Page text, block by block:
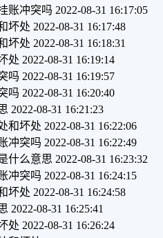
账冲突吗 2022-08-31 16:17:05
坏处 2022-08-31 16:17:48
坏处 2022-08-31 16:18:31
处 2022-08-31 16:19:14
吗 2022-08-31 16:19:57
吗 2022-08-31 16:20:40
2022-08-31 16:21:23
和坏处 2022-08-31 16:22:06
冲突吗 2022-08-31 16:22:49
什么意思 2022-08-31 16:23:32
冲突吗 2022-08-31 16:24:15
坏处 2022-08-31 16:24:58
2022-08-31 16:25:41
处 2022-08-31 16:26:24